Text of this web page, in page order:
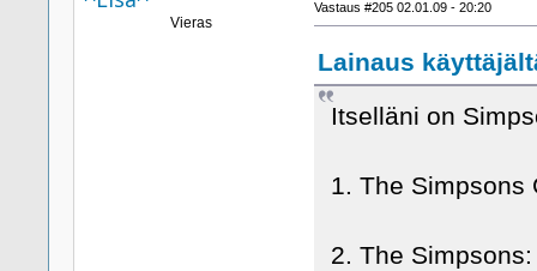
Vieras
Vastaus #205 02.01.09 - 20:20
Lainaus
Itselläni on
1. The Simpsons
2. The